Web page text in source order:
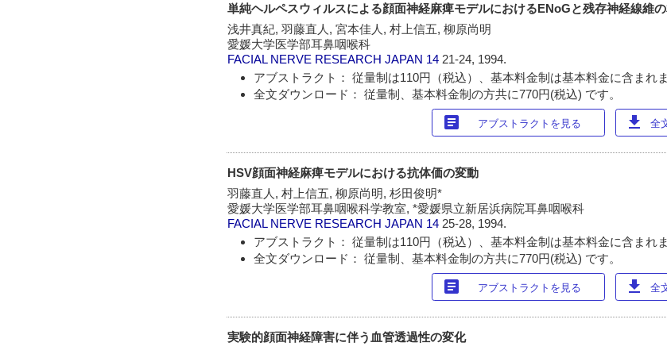
単純ヘルペスウィルスによる顔面神経麻痺モデルにおけるENoGと残存神経線維
浅井真紀, 羽藤直人, 宮本佳人, 村上信五, 柳原尚明
愛媛大学医学部耳鼻咽喉科
FACIAL NERVE RESEARCH JAPAN 14 21-24, 1994.
アブストラクト： 従量制は110円（税込）、基本料金制は基本料金に含まれま
全文ダウンロード： 従量制、基本料金制の方共に770円(税込) です。
article アブストラクトを見る download 全
HSV顔面神経麻痺モデルにおける抗体価の変動
羽藤直人, 村上信五, 柳原尚明, 杉田俊明*
愛媛大学医学部耳鼻咽喉科学教室, *愛媛県立新居浜病院耳鼻咽喉科
FACIAL NERVE RESEARCH JAPAN 14 25-28, 1994.
アブストラクト： 従量制は110円（税込）、基本料金制は基本料金に含まれま
全文ダウンロード： 従量制、基本料金制の方共に770円(税込) です。
article アブストラクトを見る download 全
実験的顔面神経障害に伴う血管透過性の変化